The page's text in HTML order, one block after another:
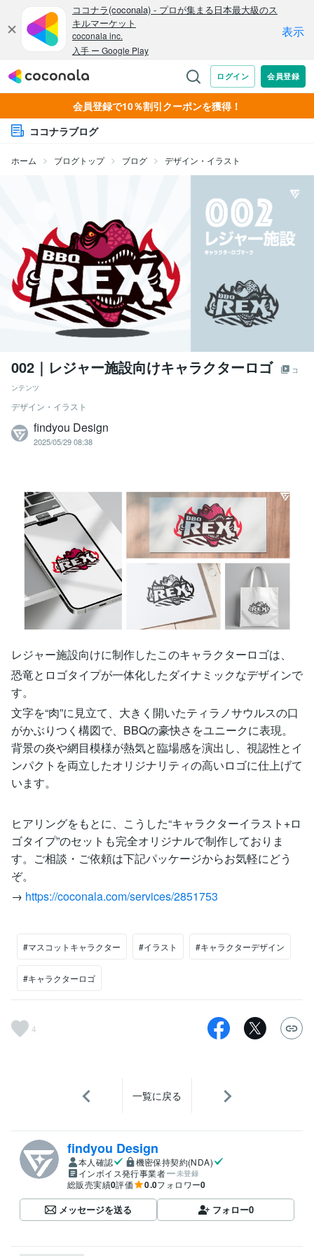
会員登録で10％割引クーポンを獲得！
ココナラブログ
ホーム ブログトップ ブログ デザイン・イラスト
002｜レジャー施設向けキャラクターロゴ
コ
ンテンツ
デザイン・イラスト
findyou Design
2025/05/29 08:38
レジャー施設向けに制作したこのキャラクターロゴは、
恐竜とロゴタイプが一体化したダイナミックなデザインで
す。
文字を“肉”に見立て、大きく開いたティラノサウルスの口
がかぶりつく構図で、BBQの豪快さをユニークに表現。
背景の炎や網目模様が熱気と臨場感を演出し、視認性とイ
ンパクトを両立したオリジナリティの高いロゴに仕上げて
います。
ヒアリングをもとに、こうした“キャラクターイラスト+ロ
ゴタイプ”のセットも完全オリジナルで制作しておりま
す。ご相談・ご依頼は下記パッケージからお気軽にどう
ぞ。
→ https://coconala.com/services/2851753
#マスコットキャラクター #イラスト #キャラクターデザイン
#キャラクターロゴ
4
一覧に戻る
findyou Design
本人確認
機密保持契約(NDA)
インボイス発行事業者
未登録
総販売実績0評価 0.0フォロワー0
メッセージを送る フォロー0